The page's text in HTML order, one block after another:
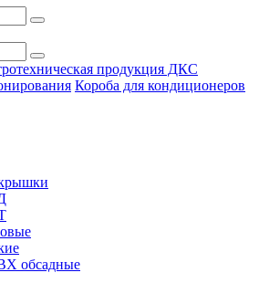
продукция ДКС
Короба для кондиционеров
обсадные